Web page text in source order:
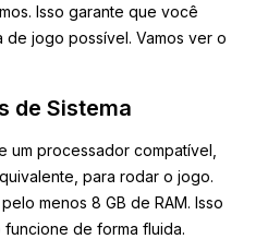
Isso garante que você
jogo possível. Vamos ver o
de Sistema
um processador compatível,
para rodar o jogo.
menos 8 GB de RAM. Isso
de forma fluida.